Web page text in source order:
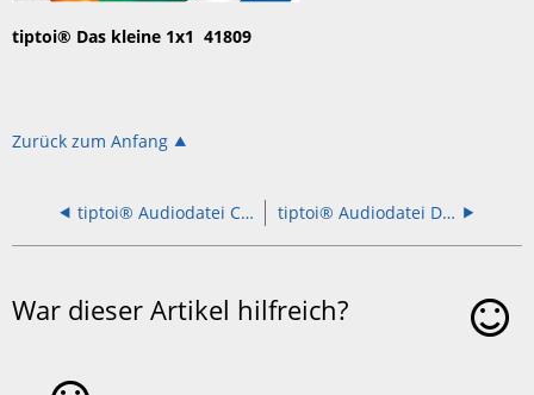
tiptoi® Das kleine 1x1 41809
Zurück zum Anfang
tiptoi® Audiodatei Cars 55414 tiptoi® Audiodatei Das tollste Pony der Welt 38589
War dieser Artikel hilfreich?